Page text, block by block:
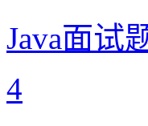
Java面试
4